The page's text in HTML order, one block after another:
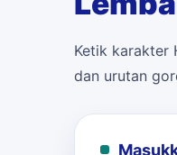
Ketik karakter
dan urutan